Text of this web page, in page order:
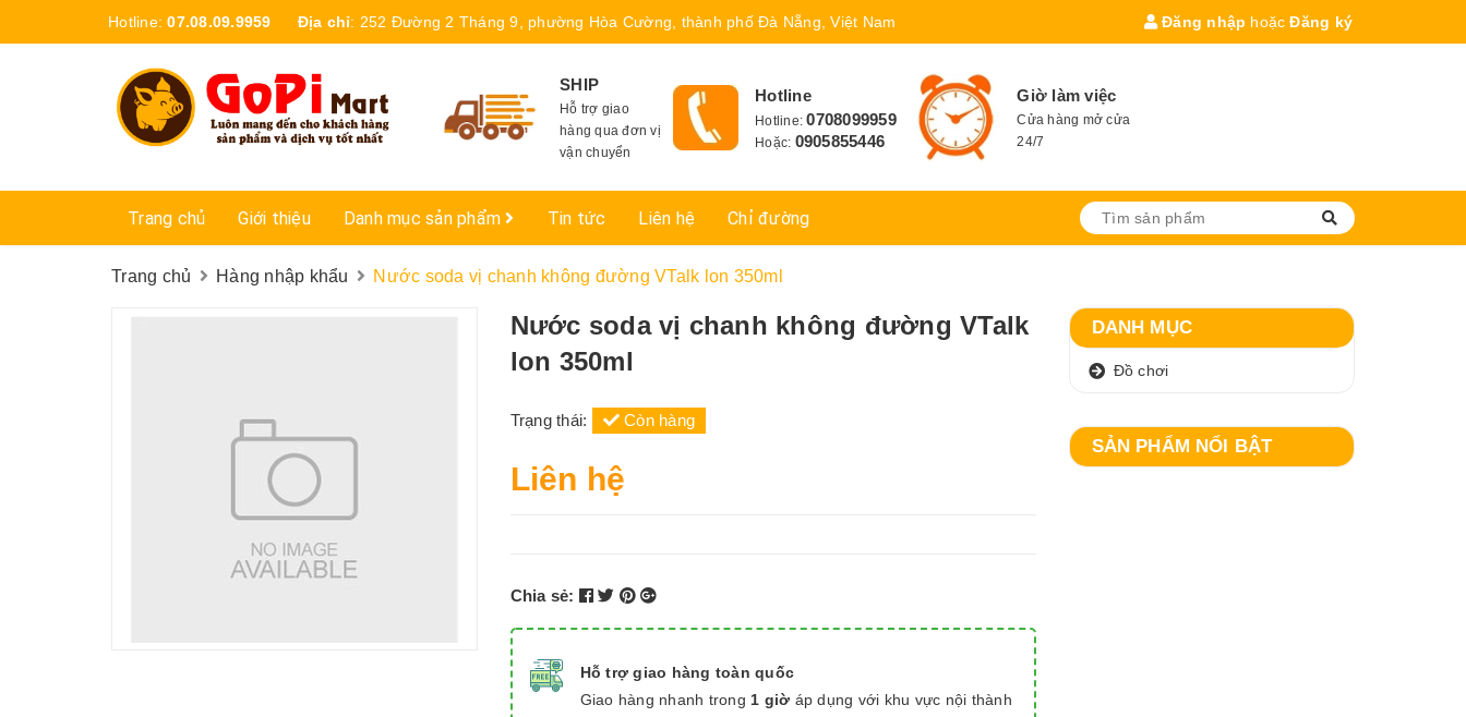
Hotline:07.08.09.9959 Địa chỉ: 252 Đường 2 Tháng 9, phường Hòa Cường, thành phố Đà Nẵng, Việt Nam Đăng nhập hoặc Đăng ký
SHIP
Hỗ trợ giao
hàng qua đơn vị
vận chuyển
Hotline
Hotline:0708099959
Hoặc: 0905855446
Giờ làm việc
Cửa hàng mở cửa
24/7
Trang chủ Giới thiệu Danh mục sản phẩm Tin tức Liên hệ Chỉ đường
Trang chủ Hàng nhập khẩu Nước soda vị chanh không đường VTalk lon 350ml
Nước soda vị chanh không đường VTalk
lon 350ml
Trạng thái: Còn hàng
Liên hệ
Chia sẻ:
Hỗ trợ giao hàng toàn quốc
Giao hàng nhanh trong 1 giờ áp dụng với khu vực nội thành
DANH MỤC
Đồ chơi
SẢN PHẨM NỔI BẬT